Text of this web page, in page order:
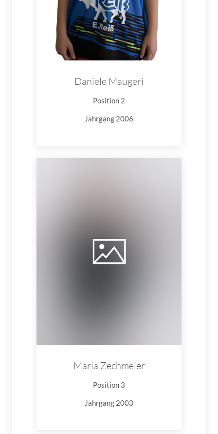
Daniele Maugeri
Position 2
Jahrgang 2006
Maria Zechmeier
Position 3
Jahrgang 2003